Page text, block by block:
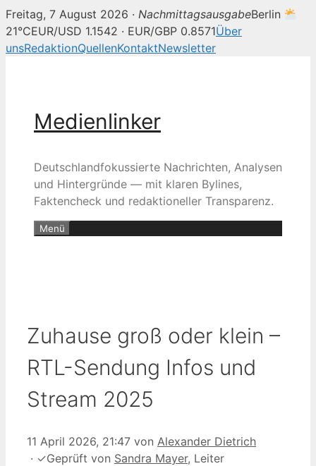
Freitag, 7 August 2026 · NachmittagsausgabeBerlin
21°CEUR/USD 1.1542 · EUR/GBP 0.8571Über
unsRedaktionQuellenKontaktNewsletter
Medienlinker
Deutschlandfokussierte Nachrichten, Analysen
und Hintergründe — mit klaren Bylines,
Faktencheck und redaktioneller Transparenz.
Menü
Zuhause groß oder klein –
RTL-Sendung Infos und
Stream 2025
11 April 2026, 21:47 von Alexander Dietrich
· ✓Geprüft von Sandra Mayer, Leiter